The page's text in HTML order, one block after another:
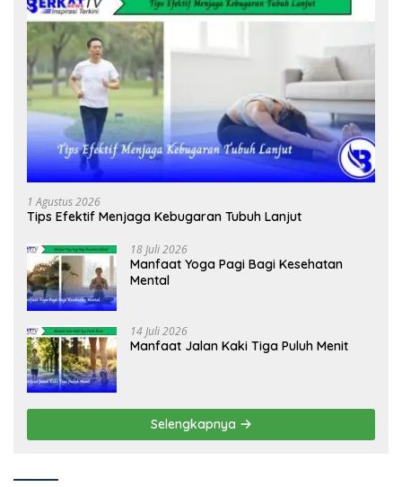
1 Agustus 2026
Tips Efektif Menjaga Kebugaran Tubuh Lanjut
18 Juli 2026
Manfaat Yoga Pagi Bagi Kesehatan
Mental
14 Juli 2026
Manfaat Jalan Kaki Tiga Puluh Menit
Selengkapnya